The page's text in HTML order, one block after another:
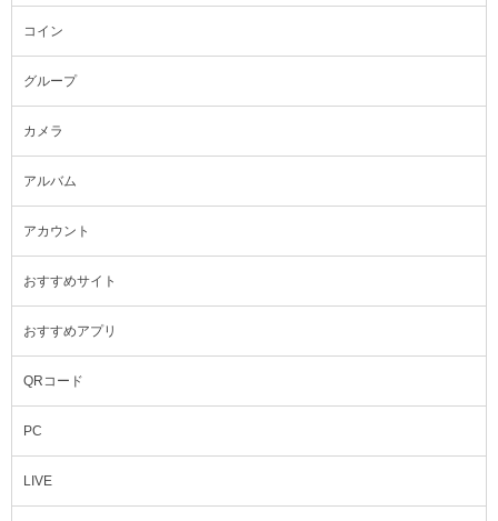
コイン
グループ
カメラ
アルバム
アカウント
おすすめサイト
おすすめアプリ
QRコード
PC
LIVE